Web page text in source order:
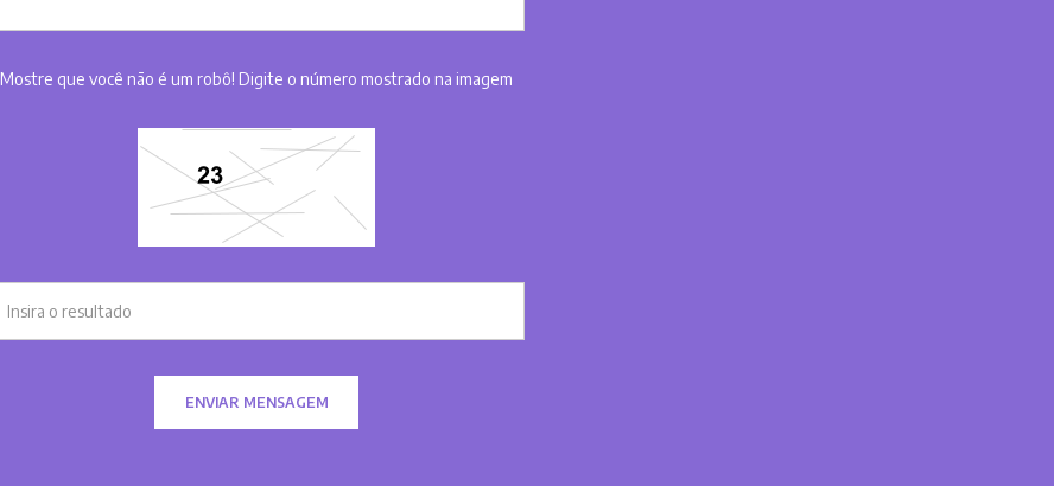
Mostre que você não é um robô! Digite o número mostrado na imagem
ENVIAR MENSAGEM